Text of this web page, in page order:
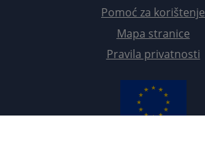
Pomoć za korištenje
Mapa stranice
Pravila privatnosti